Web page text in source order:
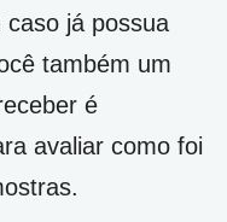
já possua
também um
é
avaliar como foi